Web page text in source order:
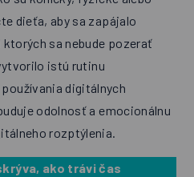
dieťa, aby sa zapájalo
sa nebude pozerať
istú rutinu
digitálnych
odolnosť a emocionálnu
rozptýlenia.
ako trávi čas